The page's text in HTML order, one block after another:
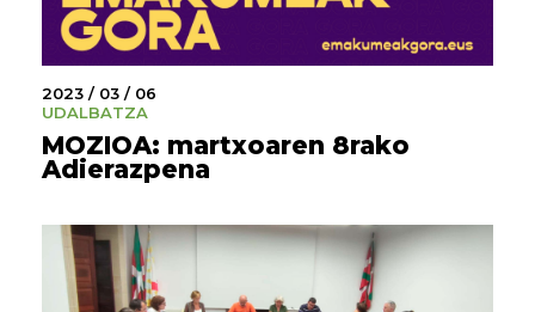
2023 / 03 / 06
UDALBATZA
MOZIOA: martxoaren 8rako
Adierazpena